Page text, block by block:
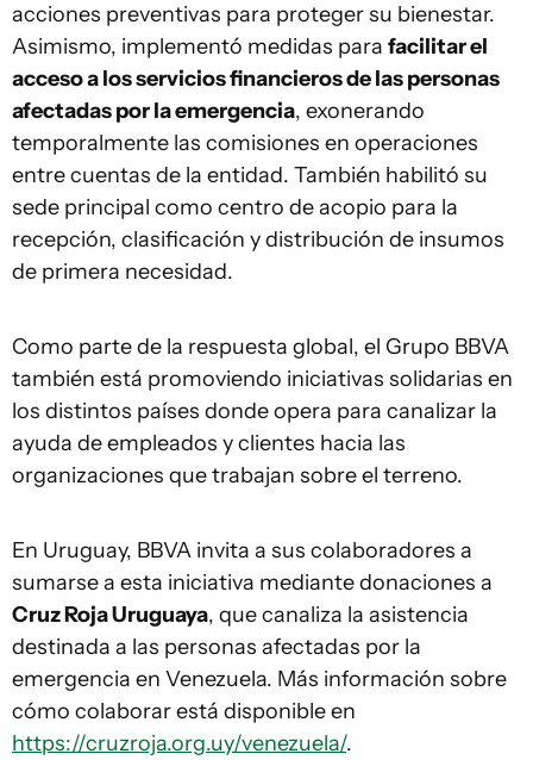
acciones preventivas para proteger su bienestar.
Asimismo, implementó medidas para facilitar el
acceso a los servicios financieros de las personas
afectadas por la emergencia, exonerando
temporalmente las comisiones en operaciones
entre cuentas de la entidad. También habilitó su
sede principal como centro de acopio para la
recepción, clasificación y distribución de insumos
de primera necesidad.
Como parte de la respuesta global, el Grupo BBVA
también está promoviendo iniciativas solidarias en
los distintos países donde opera para canalizar la
ayuda de empleados y clientes hacia las
organizaciones que trabajan sobre el terreno.
En Uruguay, BBVA invita a sus colaboradores a
sumarse a esta iniciativa mediante donaciones a
Cruz Roja Uruguaya, que canaliza la asistencia
destinada a las personas afectadas por la
emergencia en Venezuela. Más información sobre
cómo colaborar está disponible en
https://cruzroja.org.uy/venezuela/.